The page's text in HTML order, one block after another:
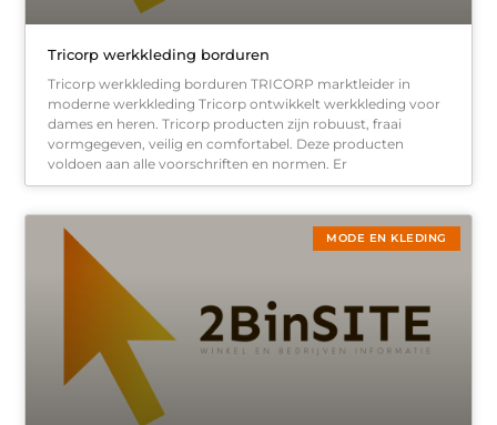
Tricorp werkkleding borduren
Tricorp werkkleding borduren TRICORP marktleider in
moderne werkkleding Tricorp ontwikkelt werkkleding voor
dames en heren. Tricorp producten zijn robuust, fraai
vormgegeven, veilig en comfortabel. Deze producten
voldoen aan alle voorschriften en normen. Er
MODE EN KLEDING